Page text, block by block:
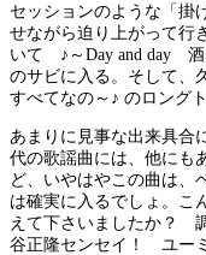
セッションのような「掛
せながら迫り上がって行
いて ♪～Day and day 酒
のサビに入る。そして、
すべてなの～♪ のロング
あまりに見事な出来具合
代の歌謡曲には、他にも
ど、いやはやこの曲は
は確実に入るでしょ。こ
えて下さいましたか？
谷正隆センセイ！ ユー